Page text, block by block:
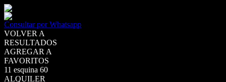
Consultar por Whatsapp
VOLVER A
RESULTADOS
AGREGAR A
FAVORITOS
11 esquina 60
ALQUILER